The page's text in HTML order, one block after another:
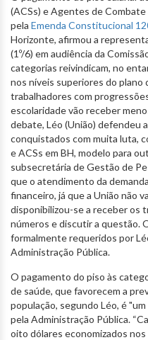
(ACSs) e Agentes de
pela Emenda Constitucional
Horizonte, afirmou a
(1º/6) em audiência da
categorias reivindicam, no
nos níveis superiores do plano
trabalhadores com
escolaridade vão receber
debate, Léo (União) defendeu
conquistados com muita luta,
e ACSs em BH, modelo para
subsecretária de Gestão de
que o atendimento da
financeiro, já que a União não
disponibilizou-se a receber os
números e discutir a questão.
formalmente requeridos por
Administração Pública.
O pagamento do piso às
de saúde, que favorecem a
população, segundo Léo, é
pela Administração Pública.
oito dólares economizados